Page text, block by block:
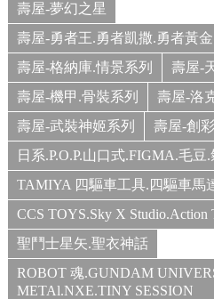
壽屋-夢幻之星
壽屋-勇者王.勇者凱撒.勇者黃
壽屋-格納庫.情景系列
壽屋-
壽屋-機甲.骨裝系列
壽屋-洛
壽屋-武裝神姬系列
壽屋-創
日系.P.O.P.山口式.FIGMA.毛豆
TAMIYA 四驅車工具.四驅車馬
CCS TOYS.Sky X Studio.Action
聖鬥士星矢.聖衣神話
ROBOT 魂.GUNDAM
METAl.NXE.TINY SESSION